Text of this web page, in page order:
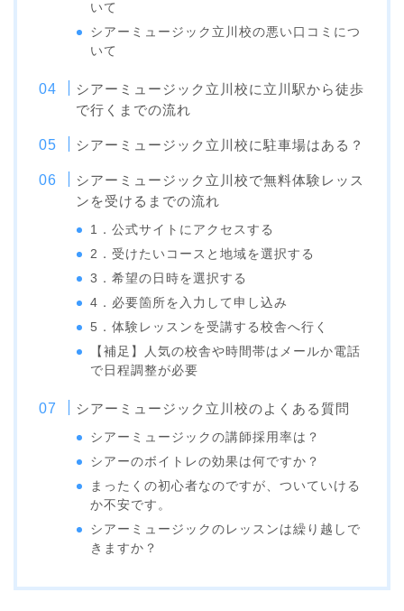
いて
シアーミュージック立川校の悪い口コミにつ
いて
シアーミュージック立川校に立川駅から徒歩
で行くまでの流れ
シアーミュージック立川校に駐車場はある？
シアーミュージック立川校で無料体験レッス
ンを受けるまでの流れ
1．公式サイトにアクセスする
2．受けたいコースと地域を選択する
3．希望の日時を選択する
4．必要箇所を入力して申し込み
5．体験レッスンを受講する校舎へ行く
【補足】人気の校舎や時間帯はメールか電話
で日程調整が必要
シアーミュージック立川校のよくある質問
シアーミュージックの講師採用率は？
シアーのボイトレの効果は何ですか？
まったくの初心者なのですが、ついていける
か不安です。
シアーミュージックのレッスンは繰り越しで
きますか？